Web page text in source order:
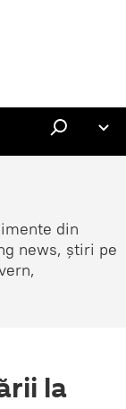
din
news, știri pe
la